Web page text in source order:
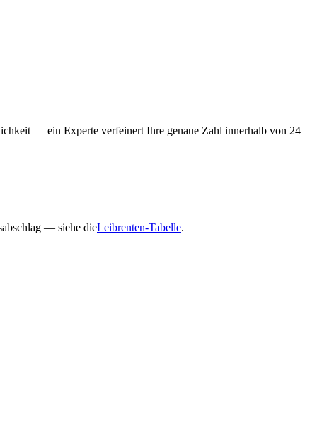
— ein Experte verfeinert Ihre genaue Zahl innerhalb von 24
— siehe dieLeibrenten-Tabelle.